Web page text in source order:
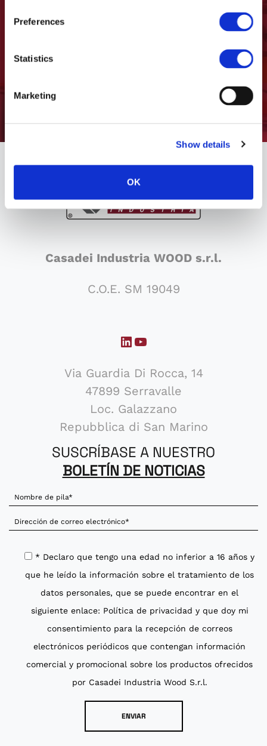
Preferences
Statistics
Marketing
Show details
OK
Quiero recibir actualizaciones, promociones y
Casadei Industria WOOD s.r.l.
C.O.E. SM 19049
LinkedIn
YouTube
Via Guardia Di Rocca, 14
47899 Serravalle
Loc. Galazzano
Repubblica di San Marino
SUSCRÍBASE A NUESTRO
BOLETÍN DE NOTICIAS
* Declaro que tengo una edad no inferior a 16 años y
que he leído la información sobre el tratamiento de los
datos personales, que se puede encontrar en el
siguiente enlace: Política de privacidad y que doy mi
consentimiento para la recepción de correos
electrónicos periódicos que contengan información
comercial y promocional sobre los productos ofrecidos
por Casadei Industria Wood S.r.l.